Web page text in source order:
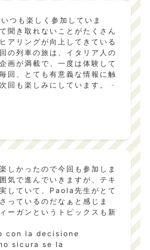
つも楽しく参加していま
聞き取れないことがたくさん
アリングが向上してきている
の列車の旅は、イタリア人の
画が満載で、一度は体験して
回、とても有意義な情報に触
回も楽しみにしています。 -
しかったので今回も参加しま
気で進んでいきますが、テキ
していて、Paola先生がとて
っているのだなぁと感じま
ーガンというトピックスも新
con la decisione
sicura se la